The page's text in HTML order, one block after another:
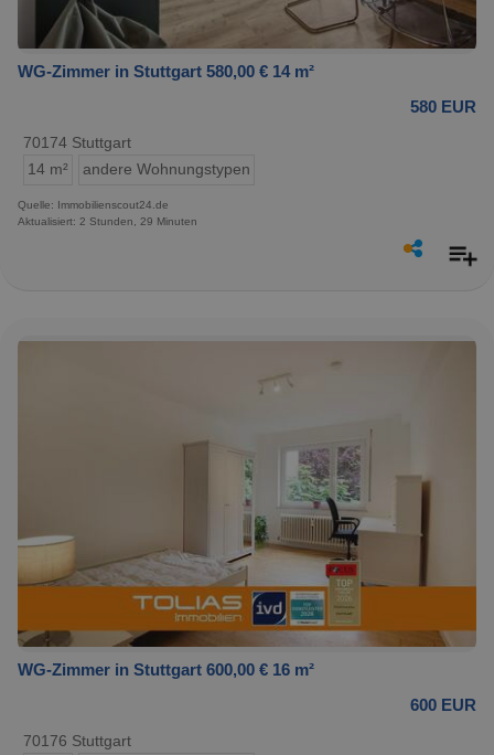
WG-Zimmer in Stuttgart 580,00 € 14 m²
580 EUR
70174 Stuttgart
14 m²
andere Wohnungstypen
Quelle: Immobilienscout24.de
Aktualisiert: 2 Stunden, 29 Minuten
WG-Zimmer in Stuttgart 600,00 € 16 m²
600 EUR
70176 Stuttgart